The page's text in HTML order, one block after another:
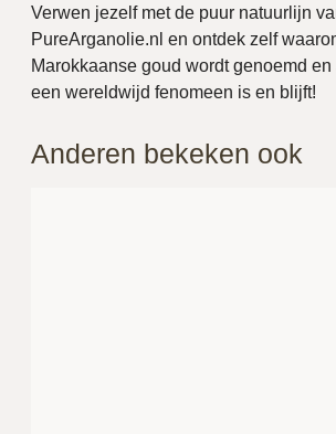
Verwen jezelf met de puur natuurlijn
PureArganolie.nl en ontdek zelf
Marokkaanse goud wordt genoemd
een wereldwijd fenomeen is en blijft!
Anderen bekeken ook